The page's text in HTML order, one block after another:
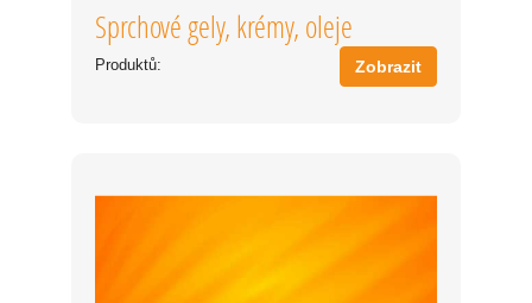
Sprchové gely, krémy, oleje
Produktů: Zobrazit